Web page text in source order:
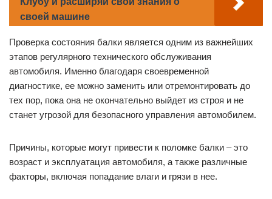
своей машине
Проверка состояния балки является одним из важнейших
этапов регулярного технического обслуживания
автомобиля. Именно благодаря своевременной
диагностике, ее можно заменить или отремонтировать до
тех пор, пока она не окончательно выйдет из строя и не
станет угрозой для безопасного управления автомобилем.
Причины, которые могут привести к поломке балки – это
возраст и эксплуатация автомобиля, а также различные
факторы, включая попадание влаги и грязи в нее.